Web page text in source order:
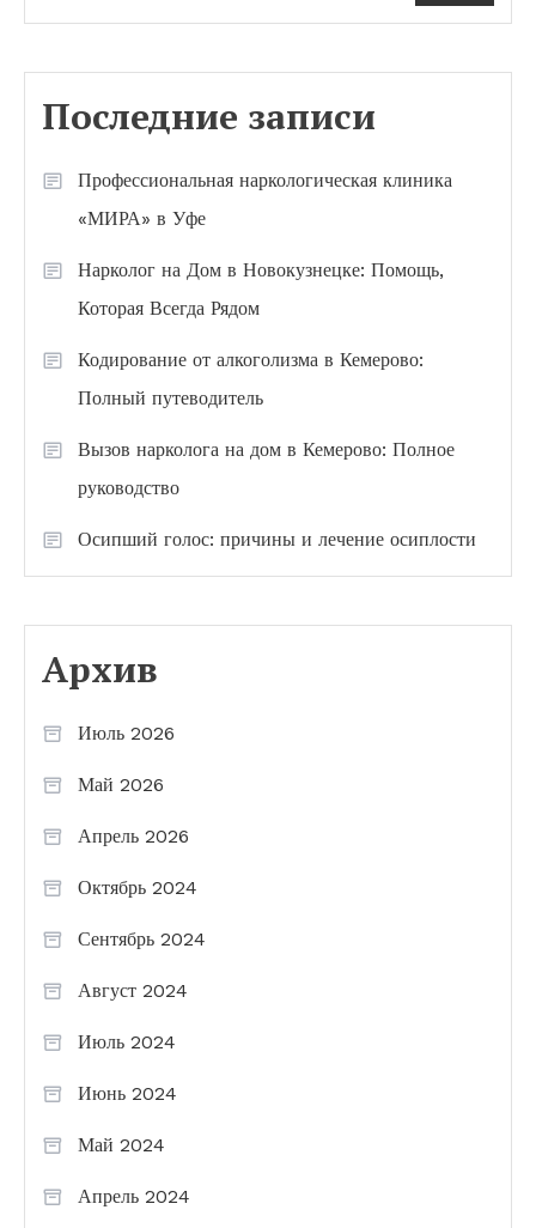
Последние записи
Профессиональная наркологическая клиника
«МИРА» в Уфе
Нарколог на Дом в Новокузнецке: Помощь,
Которая Всегда Рядом
Кодирование от алкоголизма в Кемерово:
Полный путеводитель
Вызов нарколога на дом в Кемерово: Полное
руководство
Осипший голос: причины и лечение осиплости
Архив
Июль 2026
Май 2026
Апрель 2026
Октябрь 2024
Сентябрь 2024
Август 2024
Июль 2024
Июнь 2024
Май 2024
Апрель 2024